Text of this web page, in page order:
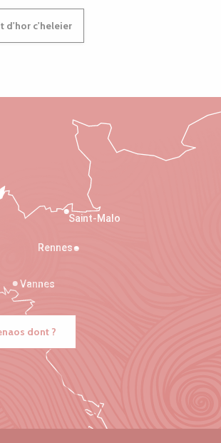
d'hor c'heleier
Saint-Malo
Rennes
Vannes
dont ?